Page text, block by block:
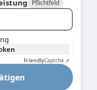
Pflichtfeld
FriendlyCaptcha ⇗